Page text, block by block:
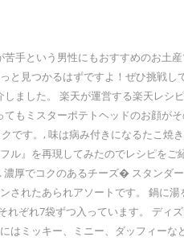
手という男性にもおすすめのお土
見つかるはずですよ！ぜひ挑戦
ました。 楽天が運営する楽天レ
もミスターポテトヘッドのお顔が
す。, 味は病み付きになるたこ
』を再現してみたのでレシピを
厚でコクのあるチーズ� スタンダ
れたあられアソートです。 鍋に
ぞれ7袋ずつ入っています。 デ
ミッキー、ミニー、ダッフィー